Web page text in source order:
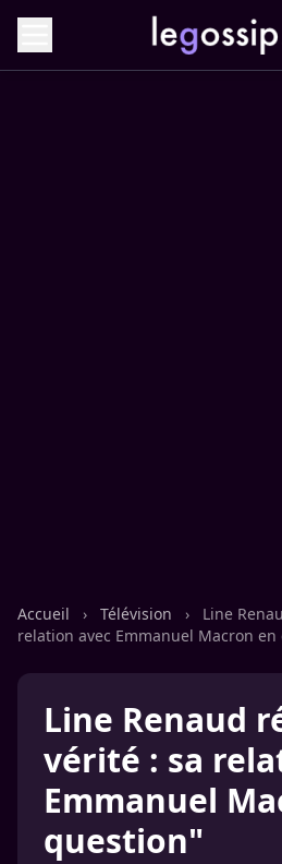
Accueil › Télévision ›
Line
relation avec Emmanuel Macron
Line Renaud
vérité : sa
Emmanuel
question"